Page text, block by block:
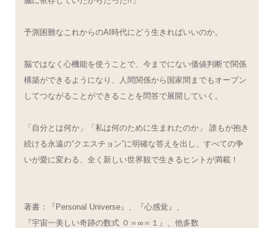
予測困難なこれからのAI時代にどう生きればいいのか。
脳ではなく心機能を使うことで、今までにない価値判断で関係
構築ができるようになり、人間関係から国家間までもオープン
してつながることができることを問答で展開していく。
「自分とは何か」「私は何のために生まれたのか」 誰もが抱き
続ける永遠の“クエスチョン”に明確な答えを出し、すべての争
いが愛に変わる、全く新しい世界観で生きるヒントが満載！
著書：『Personal Universe』、『心感覚』、
『宇宙一美しい奇跡の数式 ０＝∞＝１』、他多数